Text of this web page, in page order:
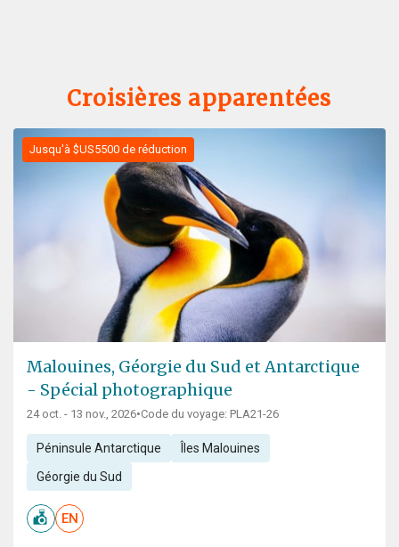
Croisières apparentées
Jusqu'à $US5500 de réduction
Malouines, Géorgie du Sud et Antarctique
- Spécial photographique
24 oct. - 13 nov., 2026•Code du voyage: PLA21-26
Péninsule Antarctique Îles Malouines
Géorgie du Sud
EN